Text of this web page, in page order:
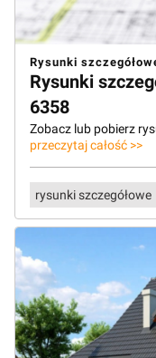
Rysunki
Rysunki
6358
Zobacz lub pobierz
przeczytaj całość >>
rysunki szczegółowe